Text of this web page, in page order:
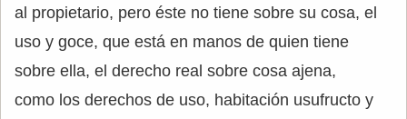
al propietario, pero éste no tiene sobre su cosa, el
uso y goce, que está en manos de quien tiene
sobre ella, el derecho real sobre cosa ajena,
como los derechos de uso, habitación usufructo y